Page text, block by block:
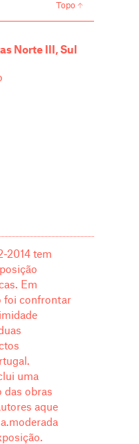
Topo
Norte III, Sul
2014 tem
Em
foi confrontar
uma
das obras
aque